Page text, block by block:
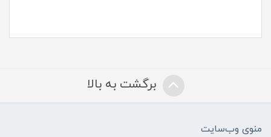
برگشت به بالا
منوی وب‌سایت